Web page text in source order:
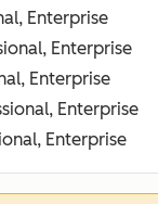
Enterprise
Enterprise
Enterprise
Enterprise
Enterprise